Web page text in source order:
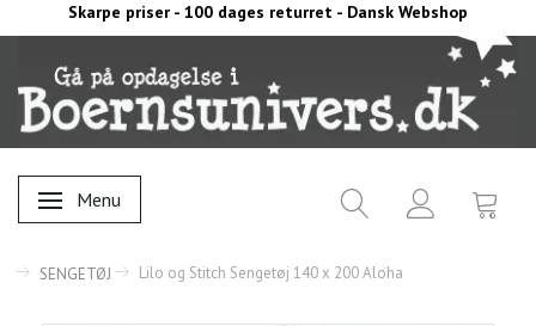
Skarpe priser - 100 dages returret - Dansk Webshop
Skifte navigation
Menu
SENGETØJ Lilo og Stitch Sengetøj 140 x 200 Aloha